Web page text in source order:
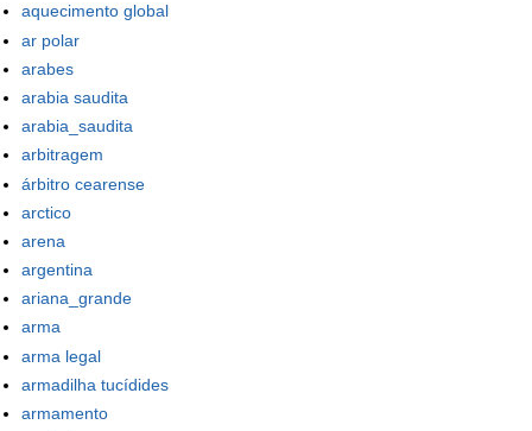
aquecimento global
ar polar
arabes
arabia saudita
arabia_saudita
arbitragem
árbitro cearense
arctico
arena
argentina
ariana_grande
arma
arma legal
armadilha tucídides
armamento